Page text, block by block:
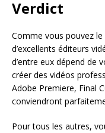
Verdict
Comme vous pouvez
d’excellents éditeurs
d’entre eux dépend de
créer des vidéos
Adobe Premiere, Final
conviendront
Pour tous les autres,